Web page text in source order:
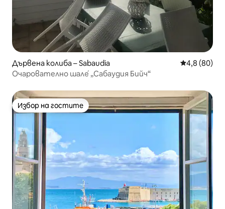
Дървена колиба – Sabaudia Средна
4,8 (80)
Очарователно шале́ „Сабаудия Бийч“
Избор на гостите
Избор на гостите